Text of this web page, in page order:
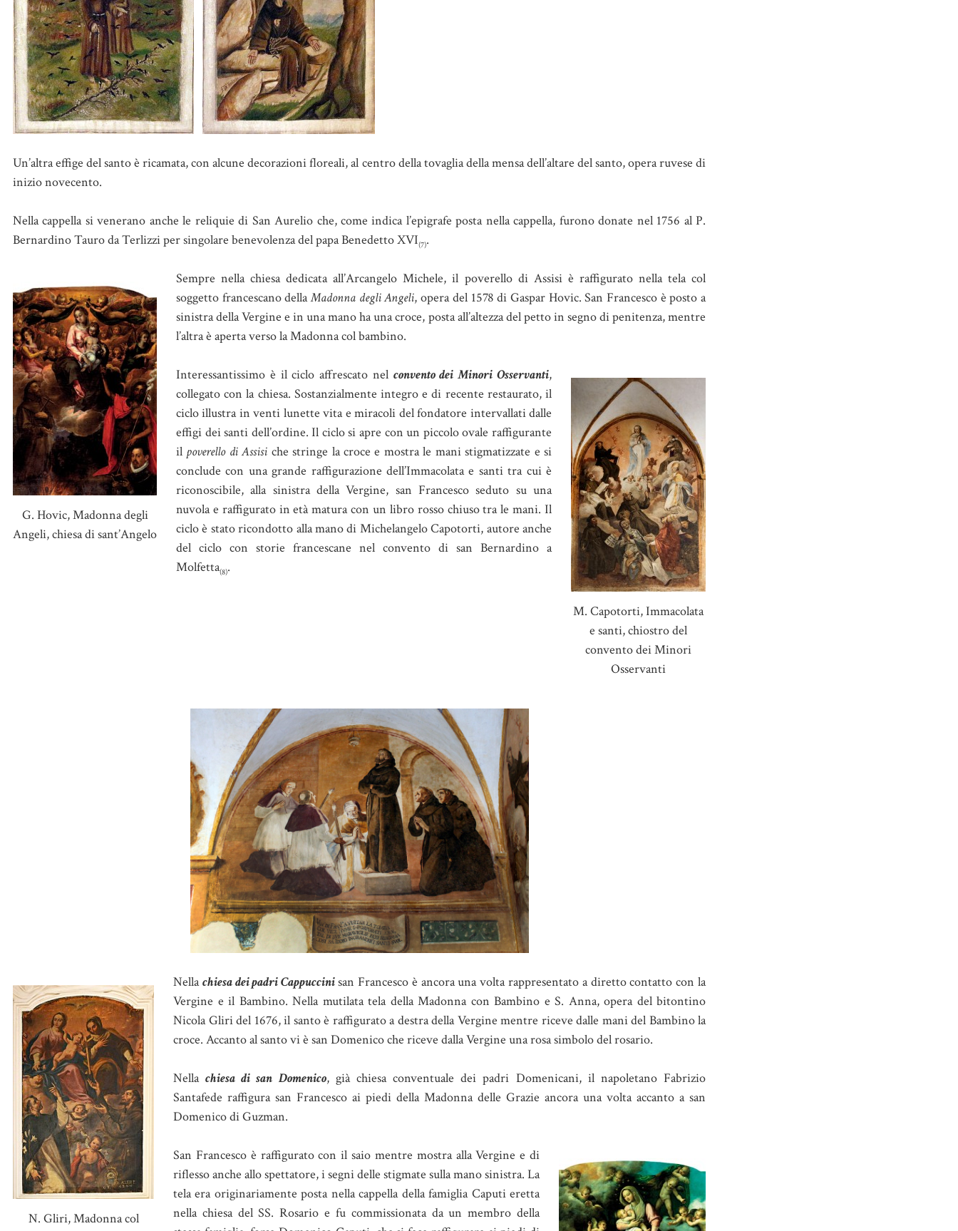
Un’altra effige del santo è ricamata, con alcune decorazioni floreali, al centro della tovaglia della mensa dell’altare del santo, opera ruvese di
inizio novecento.
Nella cappella si venerano anche le reliquie di San Aurelio che, come indica l’epigrafe posta nella cappella, furono donate nel 1756 al P.
Bernardino Tauro da Terlizzi per singolare benevolenza del papa Benedetto XVI(7).
G. Hovic, Madonna degli
Angeli, chiesa di sant’Angelo
Sempre nella chiesa dedicata all’Arcangelo Michele, il poverello di Assisi è raffigurato nella tela col
soggetto francescano dellaMadonna degli Angeli, opera del 1578 di Gaspar Hovic. San Francesco è posto a
sinistra della Vergine e in una mano ha una croce, posta all’altezza del petto in segno di penitenza, mentre
l’altra è aperta verso la Madonna col bambino.
M. Capotorti, Immacolata
e santi, chiostro del
convento dei Minori
Osservanti
Interessantissimo è il ciclo affrescato nel convento dei Minori Osservanti,
collegato con la chiesa. Sostanzialmente integro e di recente restaurato, il
ciclo illustra in venti lunette vita e miracoli del fondatore intervallati dalle
effigi dei santi dell’ordine. Il ciclo si apre con un piccolo ovale raffigurante
il poverello di Assisi che stringe la croce e mostra le mani stigmatizzate e si
conclude con una grande raffigurazione dell’Immacolata e santi tra cui è
riconoscibile, alla sinistra della Vergine, san Francesco seduto su una
nuvola e raffigurato in età matura con un libro rosso chiuso tra le mani. Il
ciclo è stato ricondotto alla mano di Michelangelo Capotorti, autore anche
del ciclo con storie francescane nel convento di san Bernardino a
Molfetta(8).
N. Gliri, Madonna col
Nellachiesa dei padri Cappuccinisan Francesco è ancora una volta rappresentato a diretto contatto con la
Vergine e il Bambino. Nella mutilata tela della Madonna con Bambino e S. Anna, opera del bitontino
Nicola Gliri del 1676, il santo è raffigurato a destra della Vergine mentre riceve dalle mani del Bambino la
croce. Accanto al santo vi è san Domenico che riceve dalla Vergine una rosa simbolo del rosario.
Nellachiesa di san Domenico, già chiesa conventuale dei padri Domenicani, il napoletano Fabrizio
Santafede raffigura san Francesco ai piedi della Madonna delle Grazie ancora una volta accanto a san
Domenico di Guzman.
San Francesco è raffigurato con il saio mentre mostra alla Vergine e di
riflesso anche allo spettatore, i segni delle stigmate sulla mano sinistra. La
tela era originariamente posta nella cappella della famiglia Caputi eretta
nella chiesa del SS. Rosario e fu commissionata da un membro della